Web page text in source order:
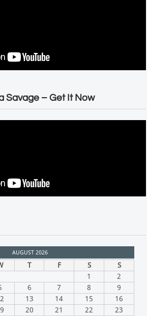
Savage – Get It Now
AUGUST 2026
T F S
S
1
2
6 7 8
9
13 14 15
16
20 21 22
23